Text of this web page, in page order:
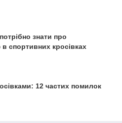
знати про
спортивних кросівках
12 частих помилок